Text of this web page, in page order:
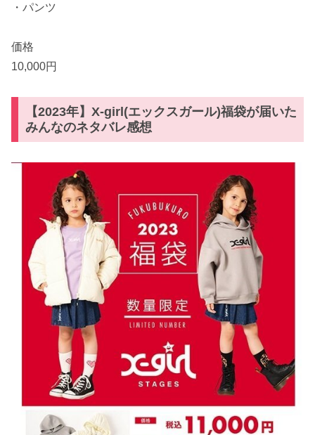
・パンツ
価格
10,000円
【2023年】X-girl(エックスガール)福袋が届いた
みんなのネタバレ感想